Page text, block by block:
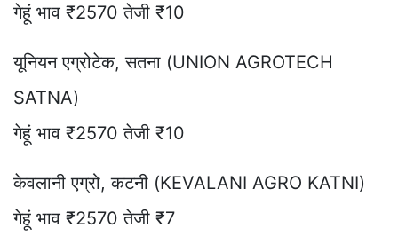
गेहूं भाव ₹2570 तेजी ₹10
यूनियन एग्रोटेक, सतना (UNION AGROTECH
SATNA)
गेहूं भाव ₹2570 तेजी ₹10
केवलानी एग्रो, कटनी (KEVALANI AGRO KATNI)
गेहूं भाव ₹2570 तेजी ₹7